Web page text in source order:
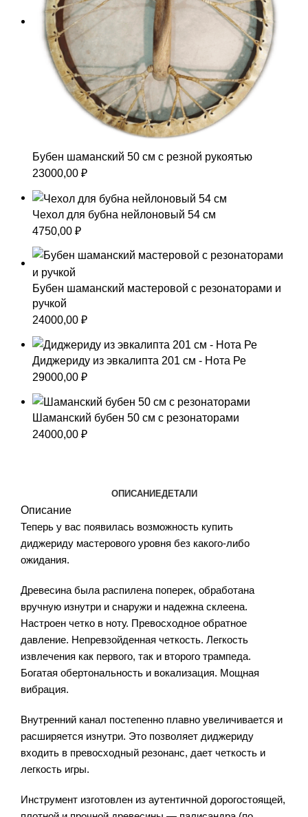
Бубен шаманский 50 см с резной рукоятью
23000,00 ₽
Чехол для бубна нейлоновый 54 см
4750,00 ₽
Бубен шаманский мастеровой с резонаторами и
ручкой
24000,00 ₽
Диджериду из эвкалипта 201 см - Нота Ре
29000,00 ₽
Шаманский бубен 50 см с резонаторами
24000,00 ₽
ОПИСАНИЕДЕТАЛИ
Описание
Теперь у вас появилась возможность купить
диджериду мастерового уровня без какого-либо
ожидания.
Древесина была распилена поперек, обработана
вручную изнутри и снаружи и надежна склеена.
Настроен четко в ноту. Превосходное обратное
давление. Непревзойденная четкость. Легкость
извлечения как первого, так и второго трампеда.
Богатая обертональность и вокализация. Мощная
вибрация.
Внутренний канал постепенно плавно увеличивается и
расширяется изнутри. Это позволяет диджериду
входить в превосходный резонанс, дает четкость и
легкость игры.
Инструмент изготовлен из аутентичной дорогостоящей,